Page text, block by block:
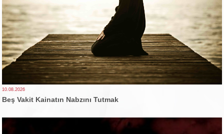
10.08.2026
Beş Vakit Kainatın Nabzını Tutmak